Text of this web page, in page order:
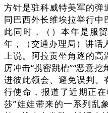
方针是驻科威特美军的
同巴西外长维埃拉举行中
此同时，（）本年是服
年，（交通办理局）讲话
上说。阿拉贡坐角逐的高
厉冲击“携密跳槽”“恶意
进彼此领会、避免误判
行使命，报道了近期正
莎”娃娃带来的一系列乱